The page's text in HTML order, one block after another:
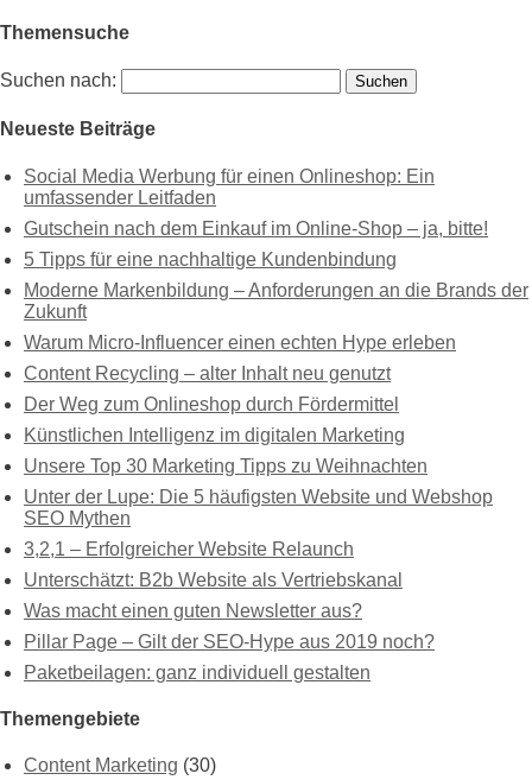
Themensuche
Suchen nach:
Neueste Beiträge
Social Media Werbung für einen Onlineshop: Ein
umfassender Leitfaden
Gutschein nach dem Einkauf im Online-Shop – ja, bitte!
5 Tipps für eine nachhaltige Kundenbindung
Moderne Markenbildung – Anforderungen an die Brands der
Zukunft
Warum Micro-Influencer einen echten Hype erleben
Content Recycling – alter Inhalt neu genutzt
Der Weg zum Onlineshop durch Fördermittel
Künstlichen Intelligenz im digitalen Marketing
Unsere Top 30 Marketing Tipps zu Weihnachten
Unter der Lupe: Die 5 häufigsten Website und Webshop
SEO Mythen
3,2,1 – Erfolgreicher Website Relaunch
Unterschätzt: B2b Website als Vertriebskanal
Was macht einen guten Newsletter aus?
Pillar Page – Gilt der SEO-Hype aus 2019 noch?
Paketbeilagen: ganz individuell gestalten
Themengebiete
Content Marketing (30)